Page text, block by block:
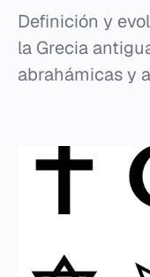
Definición y
la Grecia
abrahámicas y